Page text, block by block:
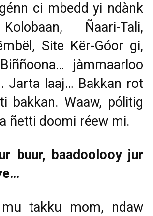
ci mbedd yi ndànk
Ñaari-Tali,
Site Kër-Góor gi,
jàmmaarloo
Jarta laaj… Bakkan rot
bakkan. Waaw, pólitig
ñetti doomi réew mi.
buur, baadoolooy jur
takku mom, ndaw